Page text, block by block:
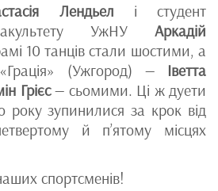
Лендьел і студент
УжНУ Аркадій
10 танців стали шостими, а
(Ужгород) — Іветта
Грієс— сьомими. Ці ж дуети
року зупинилися за крок від
й п’ятому місцях
спортсменів!